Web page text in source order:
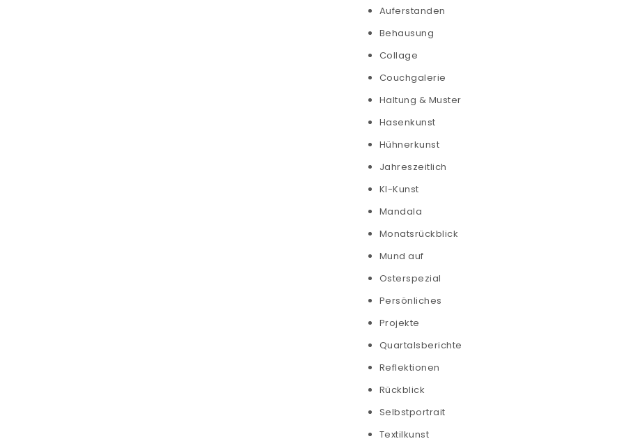
Auferstanden
Behausung
Collage
Couchgalerie
Haltung & Muster
Hasenkunst
Hühnerkunst
Jahreszeitlich
KI-Kunst
Mandala
Monatsrückblick
Mund auf
Osterspezial
Persönliches
Projekte
Quartalsberichte
Reflektionen
Rückblick
Selbstportrait
Textilkunst